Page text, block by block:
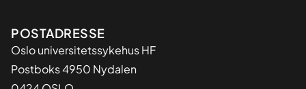
Adresse
POSTADRESSE
Oslo universitetssykehus HF
Postboks 4950 Nydalen